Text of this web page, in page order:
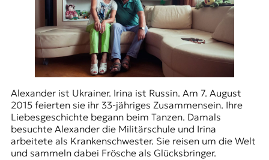
Alexander ist Ukrainer. Irina ist Russin. Am 7. August
2015 feierten sie ihr 33-jähriges Zusammensein. Ihre
Liebesgeschichte begann beim Tanzen. Damals
besuchte Alexander die Militärschule und Irina
arbeitete als Krankenschwester. Sie reisen um die Welt
und sammeln dabei Frösche als Glücksbringer.